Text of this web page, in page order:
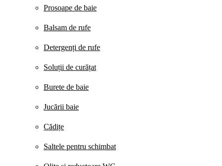
Prosoape de baie
Balsam de rufe
Detergenți de rufe
Soluții de curățat
Burete de baie
Jucării baie
Cădițe
Saltele pentru schimbat